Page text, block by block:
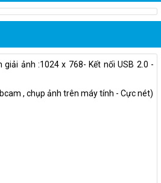
ảnh :1024 x 768- Kết nối USB 2.0 -
, chụp ảnh trên máy tính - Cực nét)